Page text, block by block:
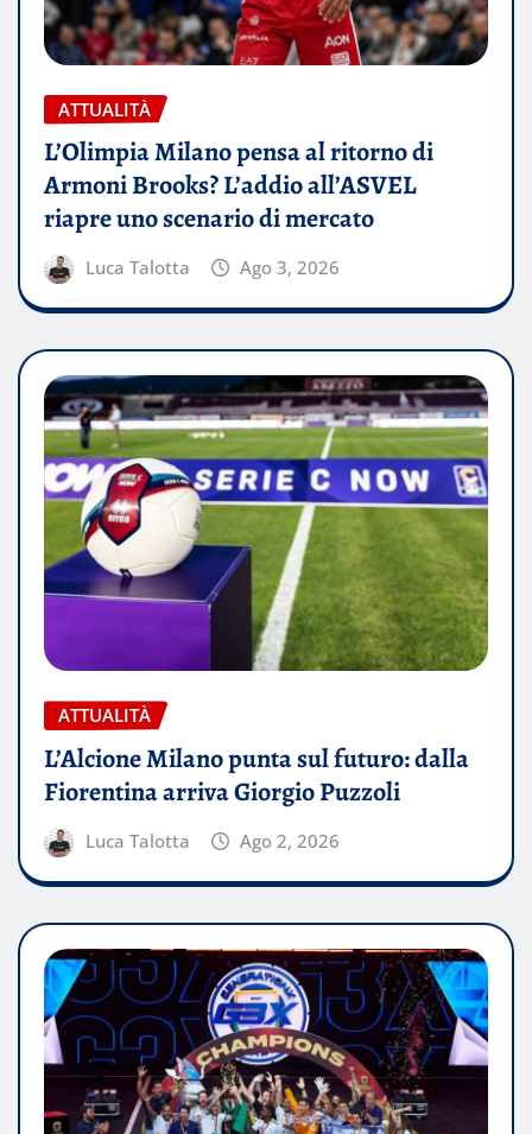
ATTUALITÀ
L’Olimpia Milano pensa al ritorno di
Armoni Brooks? L’addio all’ASVEL
riapre uno scenario di mercato
Luca Talotta Ago 3, 2026
ATTUALITÀ
L’Alcione Milano punta sul futuro: dalla
Fiorentina arriva Giorgio Puzzoli
Luca Talotta Ago 2, 2026